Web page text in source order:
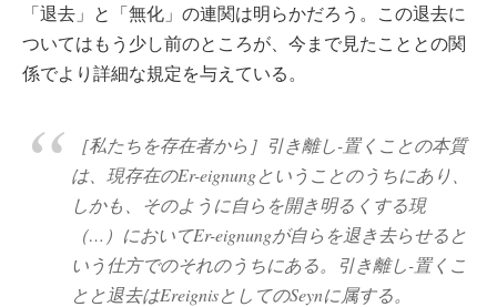
「退去」と「無化」の連関は明らかだろう。この退去に
ついてはもう少し前のところが、今まで見たこととの関
係でより詳細な規定を与えている。
［私たちを存在者から］引き離し-置くことの本質
は、現存在のEr-eignungということのうちにあり、
しかも、そのように自らを開き明るくする現
（…）においてEr-eignungが自らを退き去らせると
いう仕方でのそれのうちにある。引き離し-置くこ
とと退去はEreignisとしてのSeynに属する。